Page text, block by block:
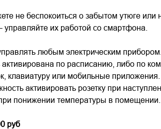
не беспокоиться о забытом утюге
управляйте их работой со смартфона.
любым электрическим прибором.
по расписанию, либо по
клавиатуру или мобильные приложения.
активировать розетку при
понижении температуры в помещении.
руб